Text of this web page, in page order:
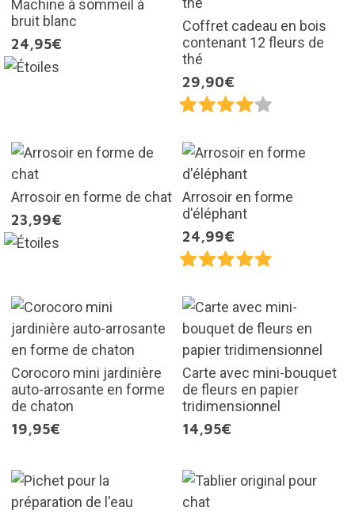
Machine à sommeil à
bruit blanc
24,95€
Coffret cadeau en bois
contenant 12 fleurs de
thé
29,90€
Arrosoir en forme de chat
23,99€
Arrosoir en forme
d'éléphant
24,99€
Corocoro mini jardinière
auto-arrosante en forme
de chaton
19,95€
Carte avec mini-bouquet
de fleurs en papier
tridimensionnel
14,95€